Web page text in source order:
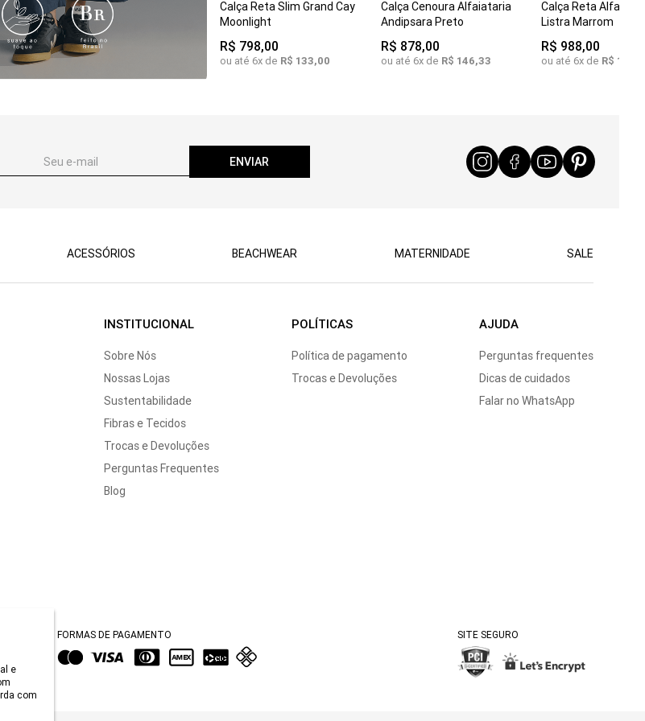
e
com
PP P M COMPRAR
Calça Reta Slim Grand Cay
Moonlight
R$ 798,00
ou até 6x de R$ 133,00
GG2
Calça Cenoura Alfaiataria
Andipsara Preto
R$ 878,00
ou até 6x de R$ 146,33
M GG
Calça Reta
Listra Marrom
R$ 988,00
ou até 6x de R$ 164
ENVIAR
ACESSÓRIOS BEACHWEAR MATERNIDADE SALE
INSTITUCIONAL
Sobre Nós
Nossas Lojas
Sustentabilidade
Fibras e Tecidos
Trocas e Devoluções
Perguntas Frequentes
Blog
POLÍTICAS
Política de pagamento
Trocas e Devoluções
AJUDA
Perguntas frequentes
Dicas de cuidados
Falar no WhatsApp
FORMAS DE PAGAMENTO SITE SEGURO